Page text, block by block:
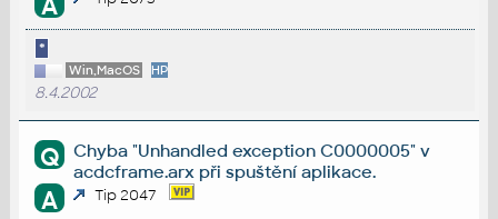
*
Win,MacOS HP
8.4.2002
Q
Chyba "Unhandled exception C0000005" v
acdcframe.arx při spuštění aplikace.
A Tip 2047